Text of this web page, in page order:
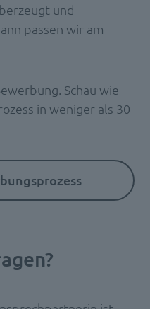
und
passen wir am
Schau wie
in weniger als 30